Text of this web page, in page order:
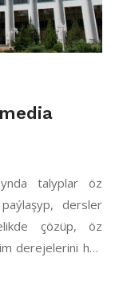
talyplar öz
dersler
çözüp, öz
derejelerini has